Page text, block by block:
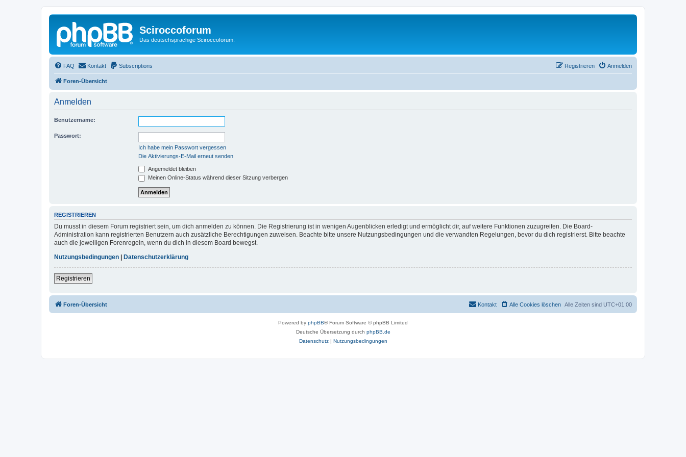
Sciroccoforum
Das deutschsprachige Sciroccoforum.
FAQ Kontakt Subscriptions Anmelden
Registrieren
Foren-Übersicht
Anmelden
Benutzername:
Passwort:
Ich habe mein Passwort vergessen
Die Aktivierungs-E-Mail erneut senden
Angemeldet bleiben
Meinen Online-Status während dieser Sitzung verbergen
REGISTRIEREN
Du musst in diesem Forum registriert sein, um dich anmelden zu können. Die Registrierung ist in wenigen Augenblicken erledigt und ermöglicht dir, auf weitere Funktionen zuzugreifen. Die Board-
Administration kann registrierten Benutzern auch zusätzliche Berechtigungen zuweisen. Beachte bitte unsere Nutzungsbedingungen und die verwandten Regelungen, bevor du dich registrierst. Bitte beachte
auch die jeweiligen Forenregeln, wenn du dich in diesem Board bewegst.
Nutzungsbedingungen
Datenschutzerklärung
Registrieren
Foren-Übersicht Alle Zeiten sind UTC+01:00
Alle Cookies löschen
Kontakt
Powered by phpBB® Forum Software © phpBB Limited
Deutsche Übersetzung durch phpBB.de
Datenschutz| Nutzungsbedingungen